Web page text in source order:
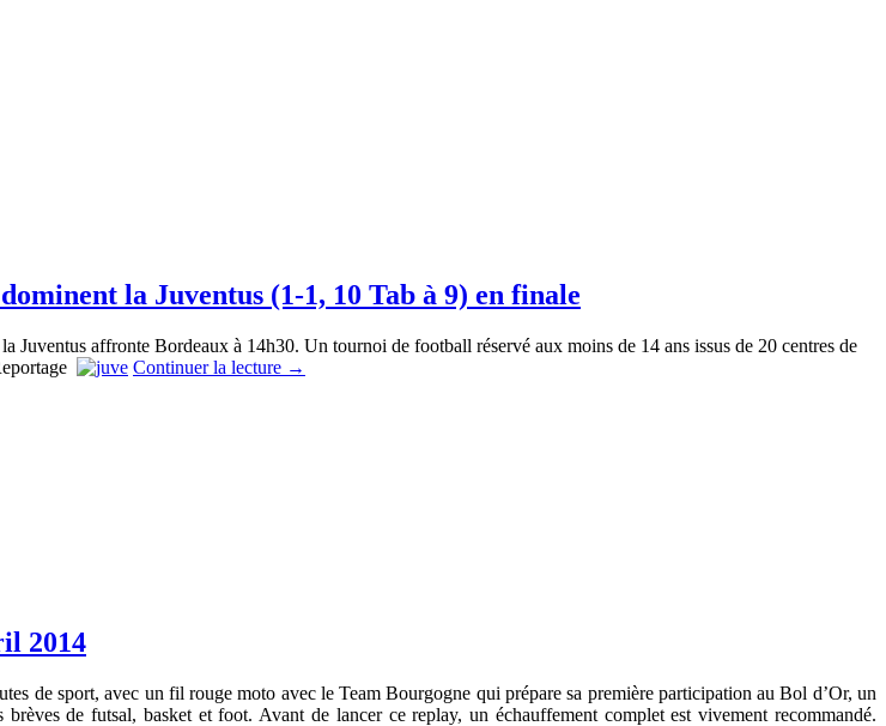
la Juventus (1-1, 10 Tab à 9) en finale
affronte Bordeaux à 14h30. Un tournoi de football réservé aux moins de 14 ans issus de 20 centres de
Continuer la lecture →
2014
de sport, avec un fil rouge moto avec le Team Bourgogne qui prépare sa première participation au Bol d’Or, un
de futsal, basket et foot. Avant de lancer ce replay, un échauffement complet est vivement recommandé.